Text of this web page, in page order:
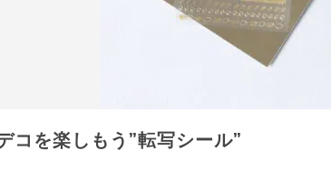
コを楽しもう”転写シール”